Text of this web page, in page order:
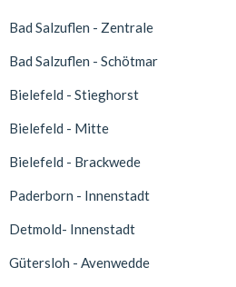
Bad Salzuflen - Zentrale
Bad Salzuflen - Schötmar
Bielefeld - Stieghorst
Bielefeld - Mitte
Bielefeld - Brackwede
Paderborn - Innenstadt
Detmold- Innenstadt
Gütersloh - Avenwedde